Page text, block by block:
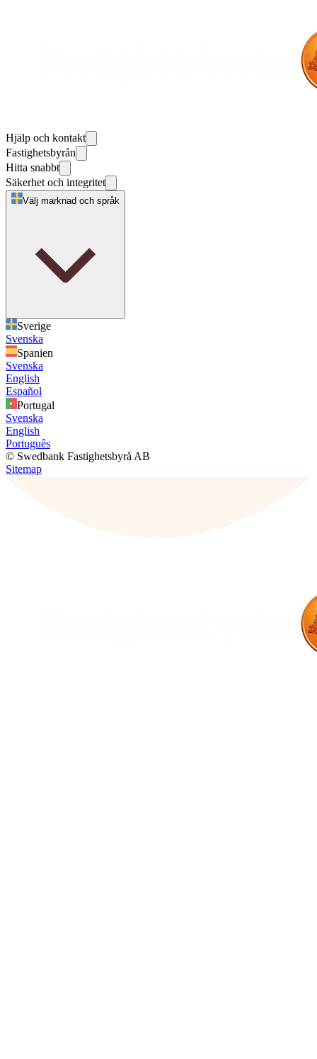
Hjälp och kontakt
Fastighetsbyrån
Hitta snabbt
Säkerhet och integritet
Välj marknad och språk
Sverige
Svenska
Spanien
Svenska
English
Español
Portugal
Svenska
English
Português
© Swedbank Fastighetsbyrå AB
Sitemap